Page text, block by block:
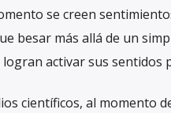
se creen
besar más allá de un
logran activar sus
científicos, al momento